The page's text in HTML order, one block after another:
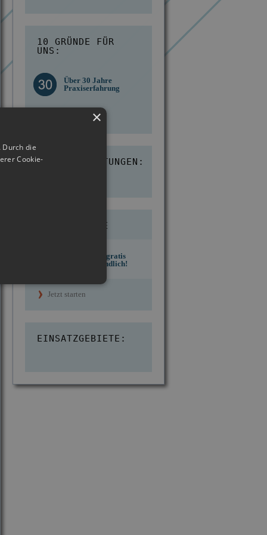
10 GRÜNDE FÜR
UNS:
Über 30 Jahre
Praxiserfahrung
KUNDENBEWERTUNGEN:
ONLINE HILFE
Erste Hilfe - gratis
und unverbindlich!
Jetzt starten
EINSATZGEBIETE:
×
die
Cookie-